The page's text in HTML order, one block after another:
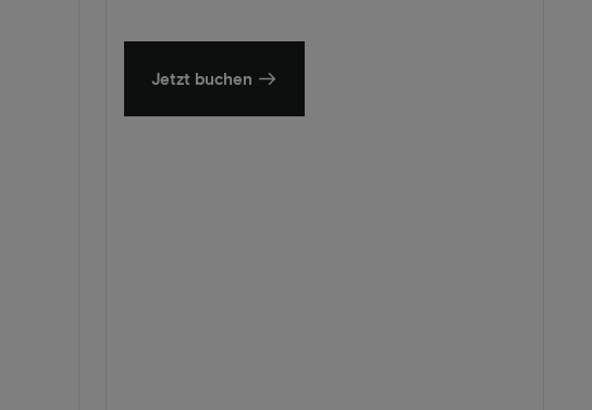
Jetzt buchen